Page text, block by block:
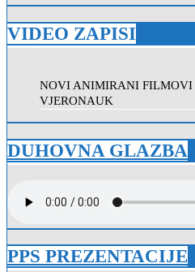
VIDEO ZAPISI
NOVI ANIMIRANI FILMOVI
VJERONAUK
DUHOVNA GLAZBA
PPS PREZENTACIJE